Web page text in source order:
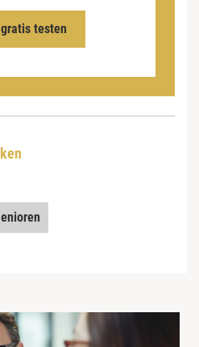
testen